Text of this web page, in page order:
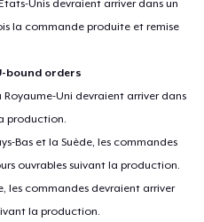
Unis devraient arriver dans un
la commande produite et remise
bound orders
Uni devraient arriver dans
production.
Bas et la Suède, les commandes
ouvrables suivant la production.
les commandes devraient arriver
la production.